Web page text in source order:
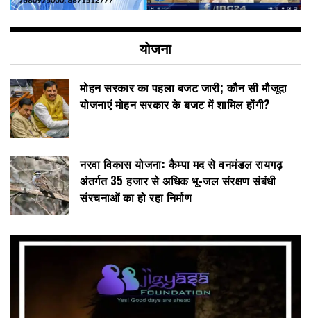
योजना
मोहन सरकार का पहला बजट जारी; कौन सी मौजूदा
योजनाएं मोहन सरकार के बजट में शामिल होंगी?
नरवा विकास योजना: कैम्पा मद से वनमंडल रायगढ़
अंतर्गत 35 हजार से अधिक भू-जल संरक्षण संबंधी
संरचनाओं का हो रहा निर्माण